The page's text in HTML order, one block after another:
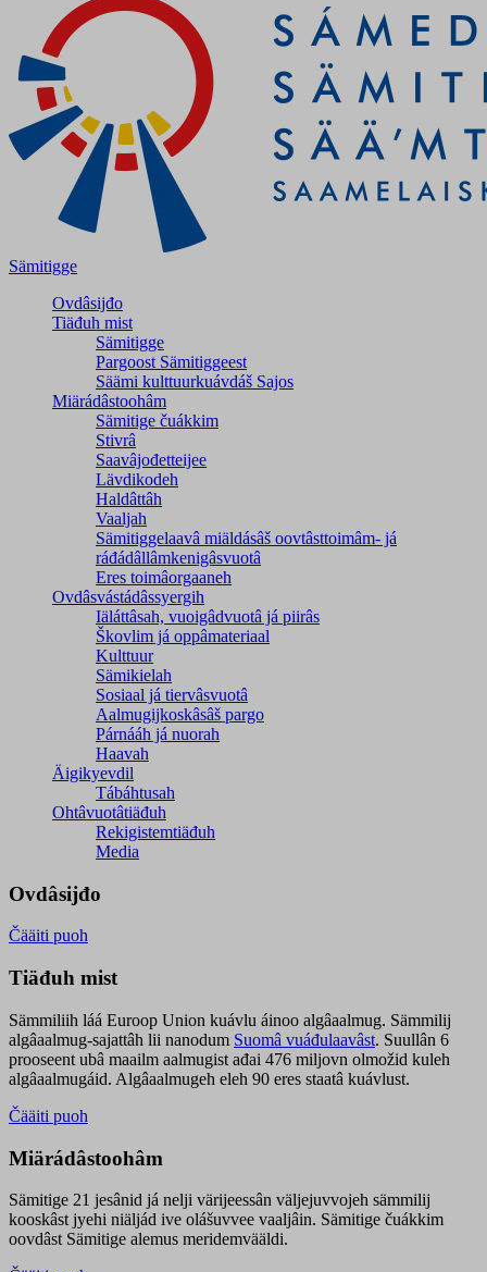
Sämitigge
Ovdâsijđo
Tiäđuh mist
Sämitigge
Pargoost Sämitiggeest
Säämi kulttuurkuávdáš Sajos
Miärádâstoohâm
Sämitige čuákkim
Stivrâ
Saavâjođetteijee
Lävdikodeh
Haldâttâh
Vaaljah
Sämitiggelaavâ miäldásâš oovtâsttoimâm- já
ráđádâllâmkenigâsvuotâ
Eres toimâorgaaneh
Ovdâsvástádâssyergih
Iäláttâsah, vuoigâdvuotâ já piirâs
Škovlim já oppâmateriaal
Kulttuur
Sämikielah
Sosiaal já tiervâsvuotâ
Aalmugijkoskâsâš pargo
Párnááh já nuorah
Haavah
Äigikyevdil
Tábáhtusah
Ohtâvuotâtiäđuh
Rekigistemtiäđuh
Media
Ovdâsijđo
Čääiti puoh
Tiäđuh mist
Sämmiliih láá Euroop Union kuávlu áinoo algâaalmug. Sämmilij
algâaalmug-sajattâh lii nanodum Suomâ vuáđulaavâst. Suullân 6
prooseent ubâ maailm aalmugist ađai 476 miljovn olmožid kuleh
algâaalmugáid. Algâaalmugeh eleh 90 eres staatâ kuávlust.
Čääiti puoh
Miärádâstoohâm
Sämitige 21 jesânid já nelji värijeessân väljejuvvojeh sämmilij
kooskâst jyehi niäljád ive olášuvvee vaaljâin. Sämitige čuákkim
oovdâst Sämitige alemus meridemvääldi.